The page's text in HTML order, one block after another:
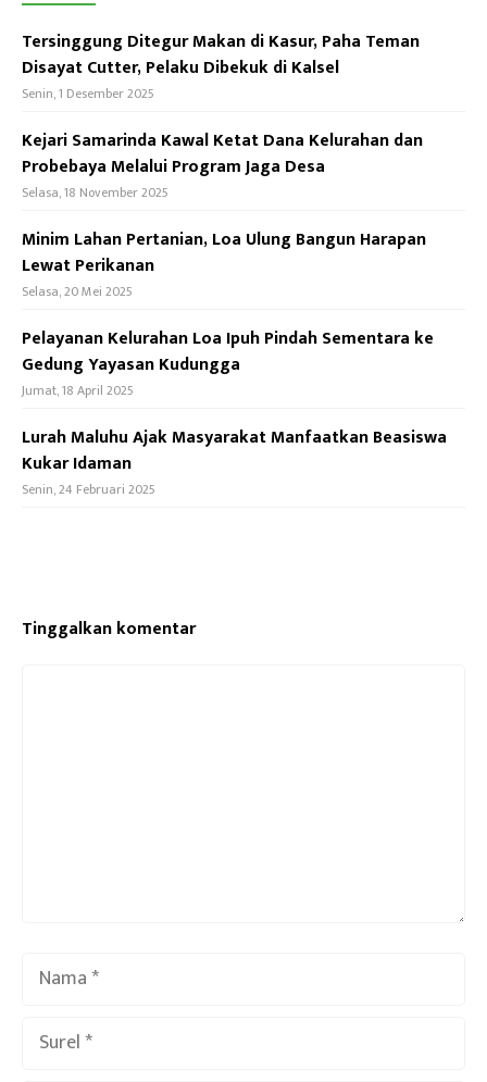
Tersinggung Ditegur Makan di Kasur, Paha Teman
Disayat Cutter, Pelaku Dibekuk di Kalsel
Senin, 1 Desember 2025
Kejari Samarinda Kawal Ketat Dana Kelurahan dan
Probebaya Melalui Program Jaga Desa
Selasa, 18 November 2025
Minim Lahan Pertanian, Loa Ulung Bangun Harapan
Lewat Perikanan
Selasa, 20 Mei 2025
Pelayanan Kelurahan Loa Ipuh Pindah Sementara ke
Gedung Yayasan Kudungga
Jumat, 18 April 2025
Lurah Maluhu Ajak Masyarakat Manfaatkan Beasiswa
Kukar Idaman
Senin, 24 Februari 2025
Tinggalkan komentar